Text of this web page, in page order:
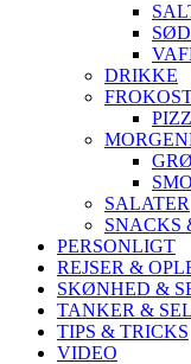
DRIKKE
SALATER
SNACKS
PERSONLIGT
REJSER &
SKØNHED &
TANKER &
TIPS & TRICKS
VIDEO